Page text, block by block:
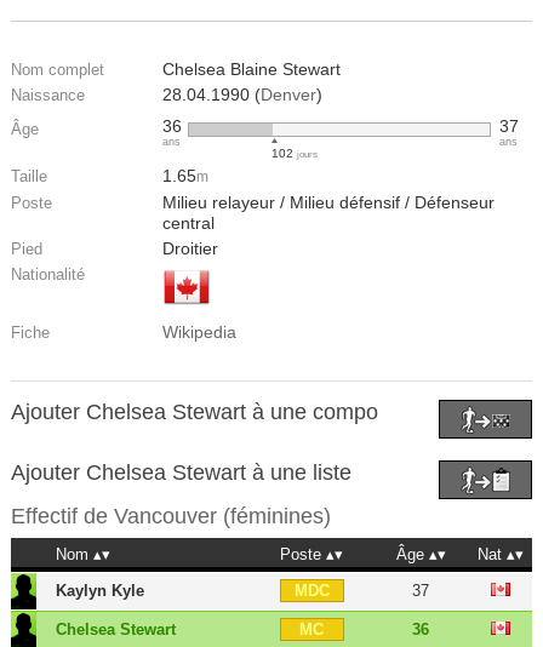
Nom complet Chelsea Blaine Stewart
Naissance 28.04.1990 (Denver)
Âge 36
ans
102 jours
37
ans
Taille 1.65m
Poste
Milieu relayeur / Milieu défensif / Défenseur
central
Pied Droitier
Nationalité
Fiche Wikipedia
Ajouter Chelsea Stewart à une compo
Ajouter Chelsea Stewart à une liste
Effectif de Vancouver (féminines)
Nom Poste Âge
Nat
Kaylyn Kyle
MDC 37
Chelsea Stewart MC
36